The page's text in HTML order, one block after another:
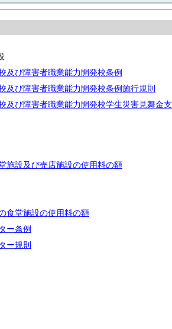
及び障害者職業能力開発校条例
及び障害者職業能力開発校条例施行規則
及び障害者職業能力開発校学生災害見舞金支
施設及び売店施設の使用料の額
食堂施設の使用料の額
ー条例
ー規則